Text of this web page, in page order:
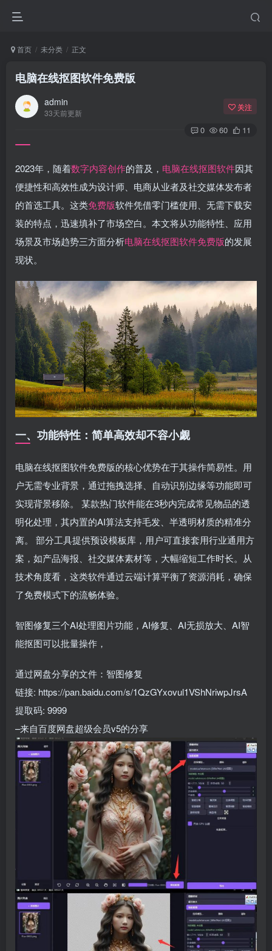
首页 未分类 正文
电脑在线抠图软件免费版
admin
33天前更新
关注
0 60 11
2023年，随着数字内容创作的普及， 电脑在线抠图软件因其
便捷性和高效性成为设计师、电商从业者及社交媒体发布者
的首选工具。这类免费版软件凭借零门槛使用、无需下载安
装的特点，迅速填补了市场空白。本文将从功能特性、应用
场景及市场趋势三方面分析电脑在线抠图软件免费版的发展
现状。
一、功能特性：简单高效却不容小觑
电脑在线抠图软件免费版的核心优势在于其操作简易性。用
户无需专业背景，通过拖拽选择、自动识别边缘等功能即可
实现背景移除。 某款热门软件能在3秒内完成常见物品的透
明化处理，其内置的AI算法支持毛发、半透明材质的精准分
离。 部分工具提供预设模板库，用户可直接套用行业通用方
案，如产品海报、社交媒体素材等，大幅缩短工作时长。从
技术角度看，这类软件通过云端计算平衡了资源消耗，确保
了免费模式下的流畅体验。
智图修复三个AI处理图片功能，AI修复、AI无损放大、AI智
能抠图可以批量操作，
通过网盘分享的文件：智图修复
链接: https://pan.baidu.com/s/1QzGYxovul1VShNriwpJrsA
提取码: 9999
–来自百度网盘超级会员v5的分享